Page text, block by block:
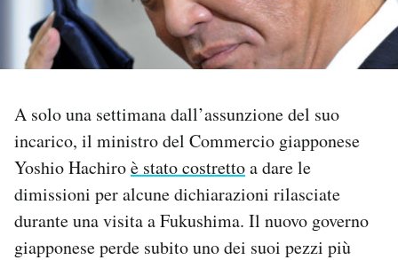
NEWSLETTER
I MIEI PREFERITI
SHOP
CALENDARIO
AREA PERSONALE
A solo una settimana dall’assunzione del suo
incarico, il ministro del Commercio giapponese
Yoshio Hachiroè stato costrettoa dare le
dimissioni per alcune dichiarazioni rilasciate
durante una visita a Fukushima. Il nuovo governo
giapponese perde subito uno dei suoi pezzi più